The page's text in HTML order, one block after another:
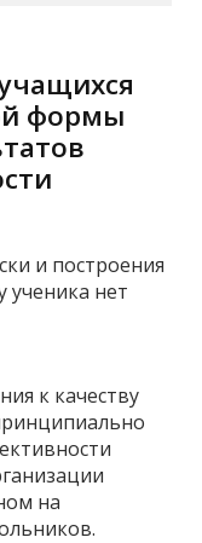
формы
и построения
ученика нет
к качеству
на